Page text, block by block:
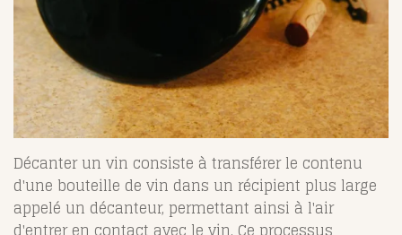
Décanter un vin consiste à transférer le contenu
d'une bouteille de vin dans un récipient plus large
appelé un décanteur, permettant ainsi à l'air